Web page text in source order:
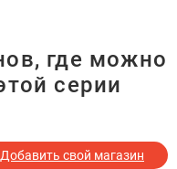
где можно
серии
Добавить свой магазин